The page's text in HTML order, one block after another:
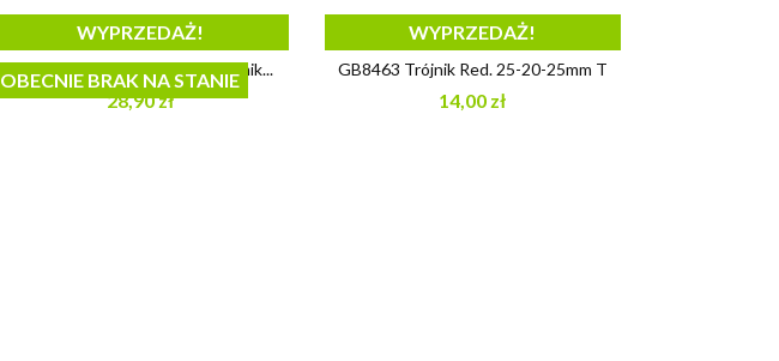
Szybki podgląd
GA2712 SPRINKLER PRO. Trójnik...
28,90 zł
WYPRZEDAŻ!
OBECNIE BRAK NA STANIE
Szybki podgląd
GB8463 Trójnik Red. 25-20-25mm T
14,00 zł
WYPRZEDAŻ!